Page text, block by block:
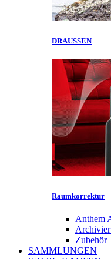
DRAUSSEN
Raumkorrektur
Anthem
Zubehör
SAMMLUNGEN